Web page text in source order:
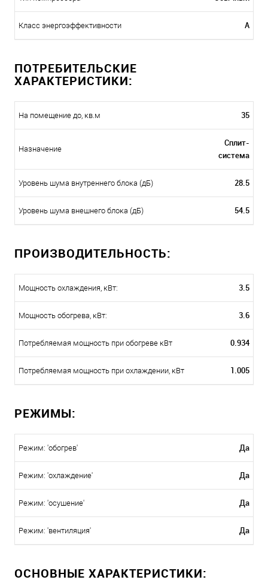
Класс энергоэффективности A
ПОТРЕБИТЕЛЬСКИЕ
ХАРАКТЕРИСТИКИ:
На помещение до, кв.м 35
Назначение
Сплит-
система
Уровень шума внутреннего блока (дБ) 28.5
Уровень шума внешнего блока (дБ) 54.5
ПРОИЗВОДИТЕЛЬНОСТЬ:
Мощность охлаждения, кВт: 3.5
Мощность обогрева, кВт: 3.6
Потребляемая мощность при обогреве кВт 0.934
Потребляемая мощность при охлаждении, кВт 1.005
РЕЖИМЫ:
Режим: 'обогрев' Да
Режим: 'охлаждение' Да
Режим: 'осушение' Да
Режим: 'вентиляция' Да
ОСНОВНЫЕ ХАРАКТЕРИСТИКИ: